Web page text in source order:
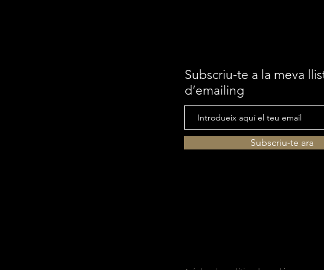
Subscriu-te a la meva
d’emailing
Subscriu-te ara